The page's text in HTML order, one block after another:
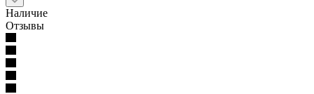
Наличие
Отзывы